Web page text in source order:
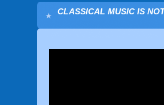
CLASSICAL MUSIC IS